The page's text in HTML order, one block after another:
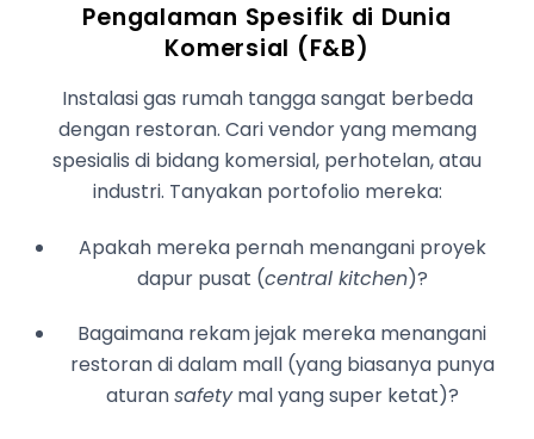
Pengalaman Spesifik di Dunia
Komersial (F&B)
Instalasi gas rumah tangga sangat berbeda
dengan restoran. Cari vendor yang memang
spesialis di bidang komersial, perhotelan, atau
industri. Tanyakan portofolio mereka:
Apakah mereka pernah menangani proyek
dapur pusat (central kitchen)?
Bagaimana rekam jejak mereka menangani
restoran di dalam mall (yang biasanya punya
aturansafetymal yang super ketat)?